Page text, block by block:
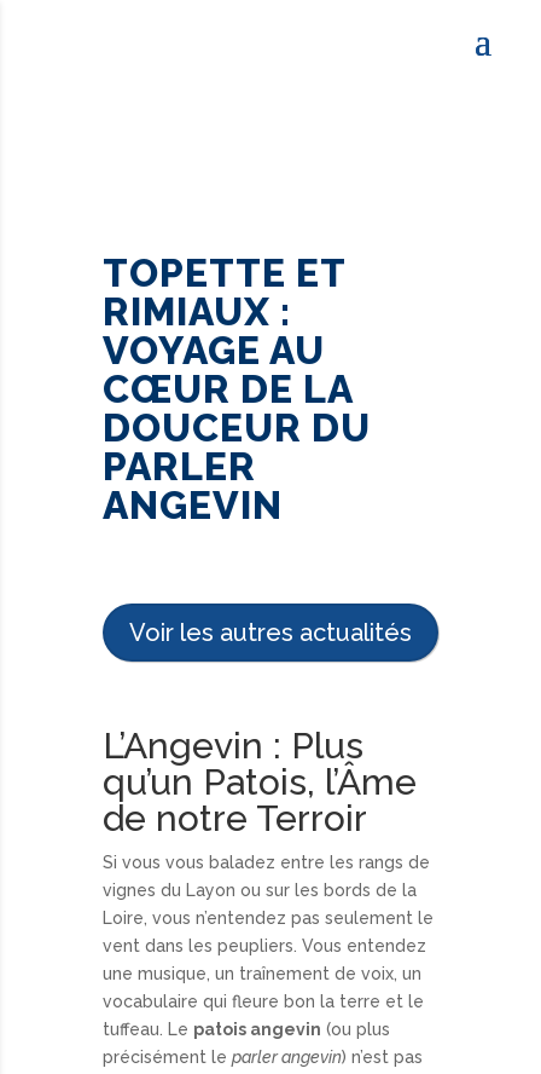
TOPETTE ET
RIMIAUX :
VOYAGE AU
CŒUR DE LA
DOUCEUR DU
PARLER
ANGEVIN
Voir les autres actualités
L’Angevin : Plus
qu’un Patois, l’Âme
de notre Terroir
Si vous vous baladez entre les rangs de
vignes du Layon ou sur les bords de la
Loire, vous n’entendez pas seulement le
vent dans les peupliers. Vous entendez
une musique, un traînement de voix, un
vocabulaire qui fleure bon la terre et le
tuffeau. Le patois angevin (ou plus
précisément le parler angevin) n’est pas